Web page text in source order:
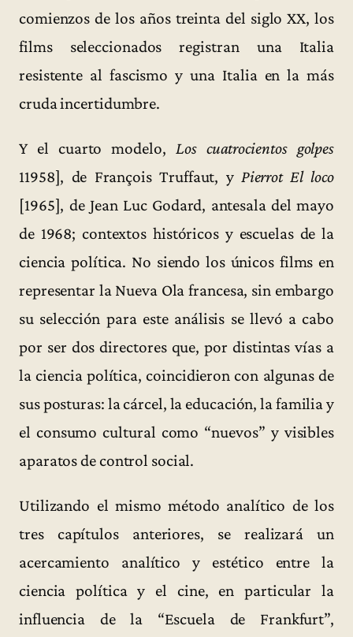
comienzos de los años treinta del siglo XX, los
films seleccionados registran una Italia
resistente al fascismo y una Italia en la más
cruda incertidumbre.
Y el cuarto modelo, Los cuatrocientos golpes
11958], de François Truffaut, y Pierrot El loco
[1965], de Jean Luc Godard, antesala del mayo
de 1968; contextos históricos y escuelas de la
ciencia política. No siendo los únicos films en
representar la Nueva Ola francesa, sin embargo
su selección para este análisis se llevó a cabo
por ser dos directores que, por distintas vías a
la ciencia política, coincidieron con algunas de
sus posturas: la cárcel, la educación, la familia y
el consumo cultural como “nuevos” y visibles
aparatos de control social.
Utilizando el mismo método analítico de los
tres capítulos anteriores, se realizará un
acercamiento analítico y estético entre la
ciencia política y el cine, en particular la
influencia de la “Escuela de Frankfurt”,